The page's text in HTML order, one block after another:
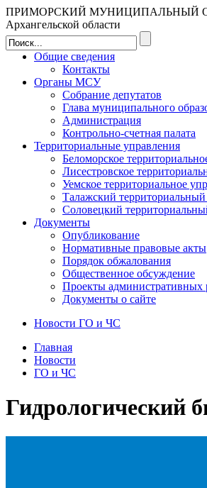
ПРИМОРСКИЙ МУНИЦИПАЛЬНЫЙ
Архангельской области
Общие сведения
Контакты
Органы МСУ
Собрание депутатов
Глава муниципального
Администрация
Контрольно-счетная палата
Территориальные управления
Беломорское
Лисестровское
Уемское территориальное
Талажский территориальный
Соловецкий
Документы
Опубликование
Нормативные правовые акты
Порядок обжалования
Общественное обсуждение
Проекты административных
Документы о сайте
Новости ГО и ЧС
Главная
Новости
ГО и ЧС
Гидрологический